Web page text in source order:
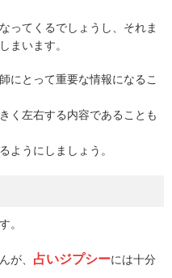
ってくるでしょうし、それま
まいます。
にとって重要な情報になるこ
く左右する内容であることも
ようにしましょう。
。
が、 占いジプシーには十分